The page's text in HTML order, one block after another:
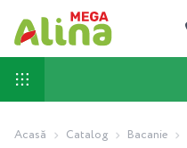
Acasă Catalog Bacanie